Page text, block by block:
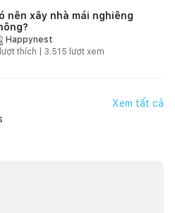
nên xây nhà mái nghiêng
Happynest
lượt thích | 3.515 lượt xem
Xem tất cả